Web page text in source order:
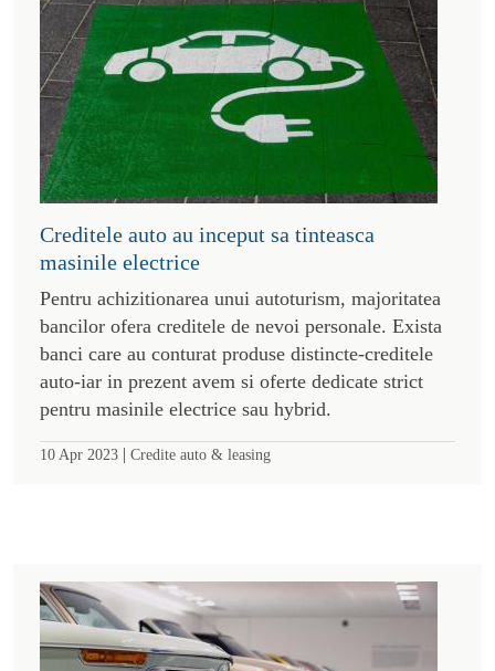
Creditele auto au inceput sa tinteasca
masinile electrice
Pentru achizitionarea unui autoturism, majoritatea
bancilor ofera creditele de nevoi personale. Exista
banci care au conturat produse distincte-creditele
auto-iar in prezent avem si oferte dedicate strict
pentru masinile electrice sau hybrid.
10 Apr 2023 | Credite auto & leasing